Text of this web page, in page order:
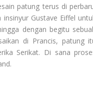
patung terus di
Gustave Eiffel
dengan begitu
di Prancis, patung
Serikat. Di sana